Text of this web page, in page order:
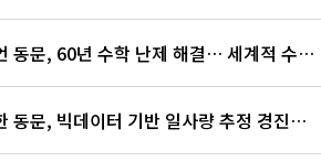
동문, 60년 수학 난제 해결… 세계적 수학
동문, 빅데이터 기반 일사량 추정 경진대